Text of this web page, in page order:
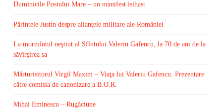
Duminicile Postului Mare – un manifest isihast
Părintele Justin despre alianţele militare ale României
La mormîntul neştiut al Sfîntului Valeriu Gafencu, la 70 de ani de la
săvîrşirea sa
Mărturisitorul Virgil Maxim – Viaţa lui Valeriu Gafencu. Prezentare
către comisia de canonizare a B.O.R.
Mihai Eminescu – Rugăciune